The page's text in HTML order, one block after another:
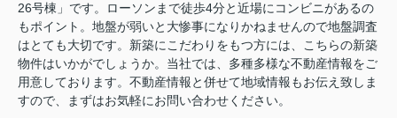
26号棟」です。ローソンまで徒歩4分と近場にコンビニがあるの
もポイント。地盤が弱いと大惨事になりかねませんので地盤調査
はとても大切です。新築にこだわりをもつ方には、こちらの新築
物件はいかがでしょうか。当社では、多種多様な不動産情報をご
用意しております。不動産情報と併せて地域情報もお伝え致しま
すので、まずはお気軽にお問い合わせください。